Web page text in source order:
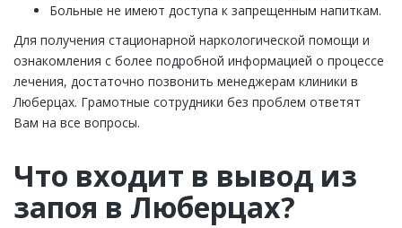
Больные не имеют доступа к запрещенным напиткам.
Для получения стационарной наркологической помощи и
ознакомления с более подробной информацией о процессе
лечения, достаточно позвонить менеджерам клиники в
Люберцах. Грамотные сотрудники без проблем ответят
Вам на все вопросы.
Что входит в вывод из
запоя в Люберцах?